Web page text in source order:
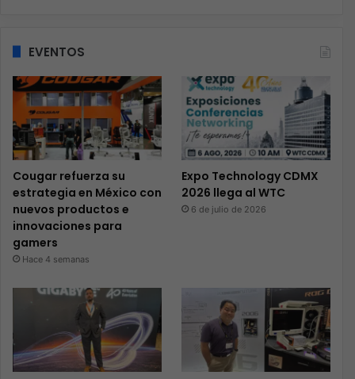
EVENTOS
Cougar refuerza su
estrategia en México con
nuevos productos e
innovaciones para
gamers
Hace 4 semanas
Expo Technology CDMX
2026 llega al WTC
6 de julio de 2026